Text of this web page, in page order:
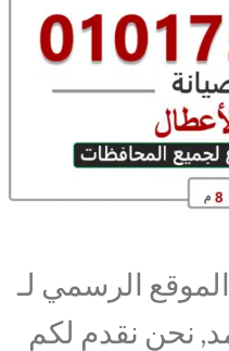
الرسمي لـ
نحن نقدم لكم